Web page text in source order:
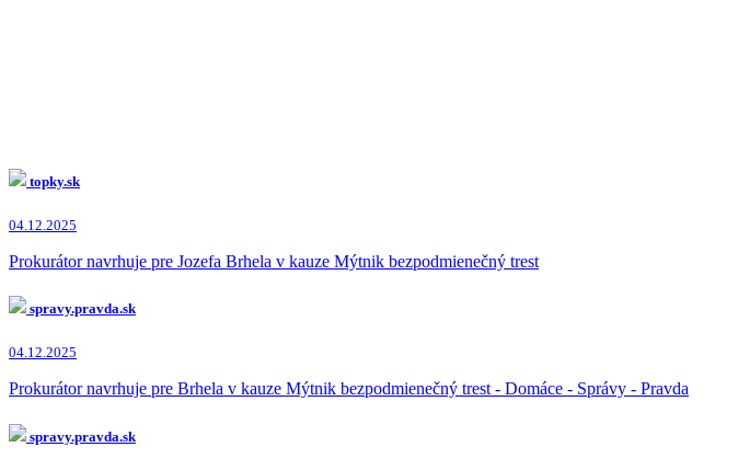
topky.sk
04.12.2025
Prokurátor navrhuje pre Jozefa Brhela v kauze Mýtnik bezpodmienečný trest
spravy.pravda.sk
04.12.2025
Prokurátor navrhuje pre Brhela v kauze Mýtnik bezpodmienečný trest - Domáce - Správy - Pravda
spravy.pravda.sk